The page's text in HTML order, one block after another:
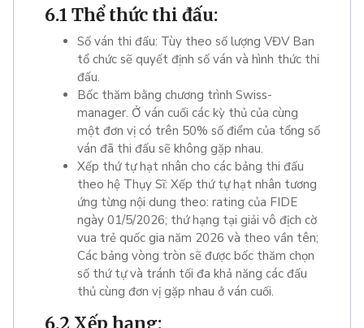
6.1 Thể thức thi đấu:
Số ván thi đấu: Tùy theo số lượng VĐV Ban
tổ chức sẽ quyết định số ván và hình thức thi
đấu.
Bốc thăm bằng chương trình Swiss-
manager. Ở ván cuối các kỳ thủ của cùng
một đơn vị có trên 50% số điểm của tổng số
ván đã thi đấu sẽ không gặp nhau.
Xếp thứ tự hạt nhân cho các bảng thi đấu
theo hệ Thụy Sĩ: Xếp thứ tự hạt nhân tương
ứng từng nội dung theo: rating của FIDE
ngày 01/5/2026; thứ hạng tại giải vô địch cờ
vua trẻ quốc gia năm 2026 và theo vần tên;
Các bảng vòng tròn sẽ được bốc thăm chọn
số thứ tự và tránh tối đa khả năng các đấu
thủ cùng đơn vị gặp nhau ở ván cuối.